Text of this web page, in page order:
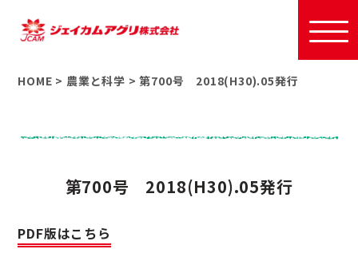
HOME > 農業と科学 >第700号 2018(H30).05発行
第700号 2018(H30).05発行
PDF版はこちら